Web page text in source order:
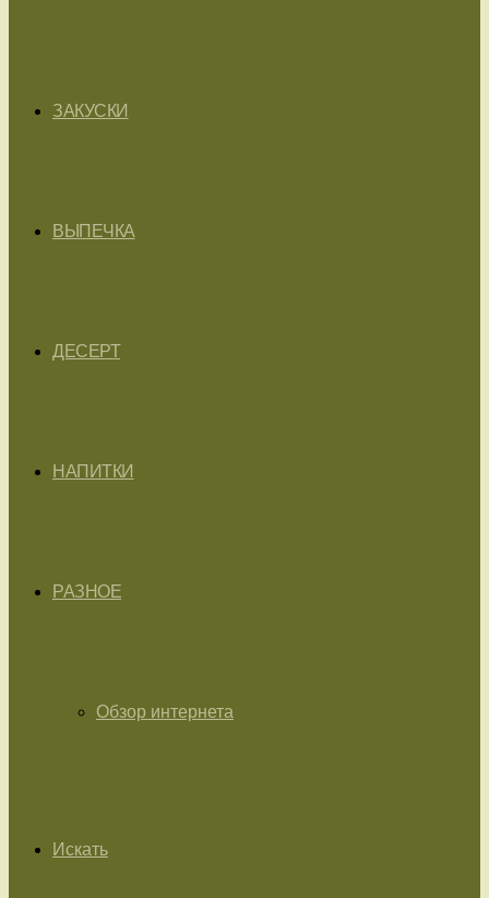
ЗАКУСКИ
ВЫПЕЧКА
ДЕСЕРТ
НАПИТКИ
РАЗНОЕ
Обзор интернета
Искать